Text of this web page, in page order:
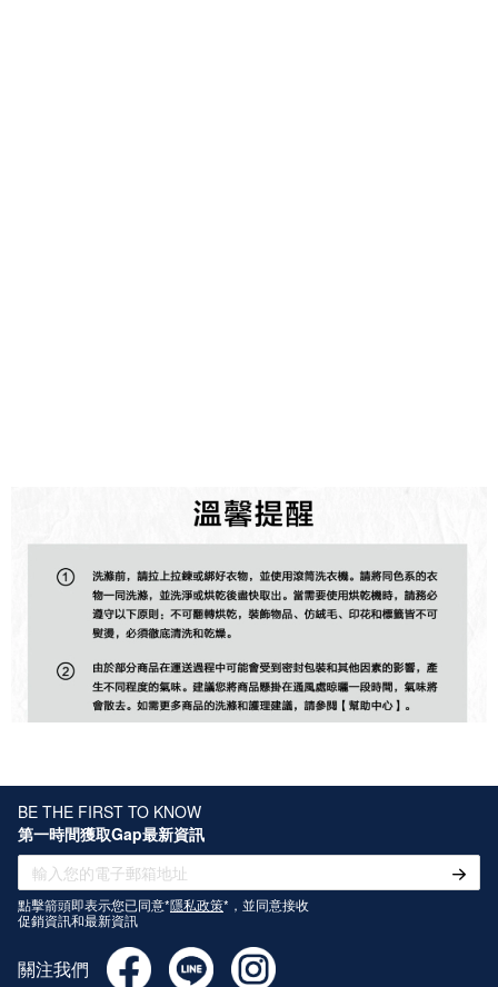
BE THE FIRST TO KNOW
第一時間獲取Gap最新資訊
點擊箭頭即表示您已同意* 隱私政策
*，並同意接收
促銷資訊和最新資訊